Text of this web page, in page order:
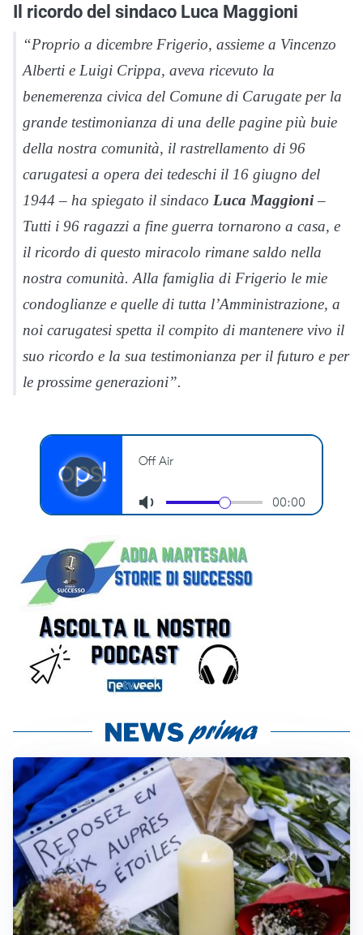
Il ricordo del sindaco Luca Maggioni
“Proprio a dicembre Frigerio, assieme a Vincenzo
Alberti e Luigi Crippa, aveva ricevuto la
benemerenza civica del Comune di Carugate per la
grande testimonianza di una delle pagine più buie
della nostra comunità, il rastrellamento di 96
carugatesi a opera dei tedeschi il 16 giugno del
1944 – ha spiegato il sindaco Luca Maggioni–
Tutti i 96 ragazzi a fine guerra tornarono a casa, e
il ricordo di questo miracolo rimane saldo nella
nostra comunità. Alla famiglia di Frigerio le mie
condoglianze e quelle di tutta l’Amministrazione, a
noi carugatesi spetta il compito di mantenere vivo il
suo ricordo e la sua testimonianza per il futuro e per
le prossime generazioni”.